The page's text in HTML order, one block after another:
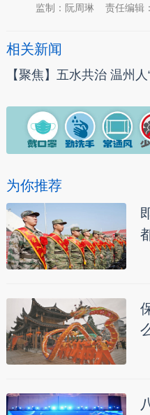
责任编辑
监制：阮周琳
相关新闻
【聚焦】五水共治 温州人
为你推荐